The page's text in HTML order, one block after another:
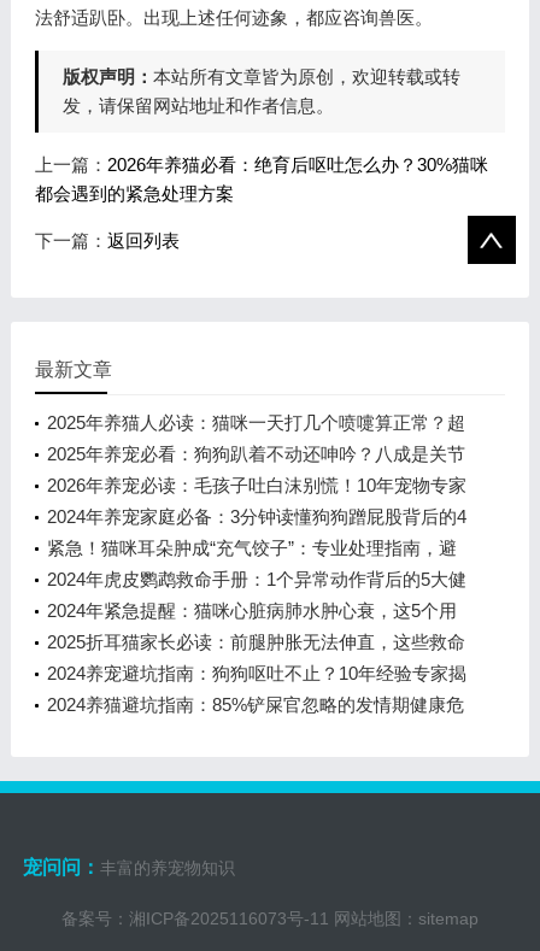
法舒适趴卧。出现上述任何迹象，都应咨询兽医。
版权声明： 本站所有文章皆为原创，欢迎转载或转
发，请保留网站地址和作者信息。
上一篇： 2026年养猫必看：绝育后呕吐怎么办？30%猫咪
都会遇到的紧急处理方案
下一篇： 返回列表
最新文章
2025年养猫人必读：猫咪一天打几个喷嚏算正常？超
过这个数别犹豫，立即就医！
2025年养宠必看：狗狗趴着不动还呻吟？八成是关节
在求救！
2026年养宠必读：毛孩子吐白沫别慌！10年宠物专家
教你秒辨轻重，避开这3大致命雷
2024年养宠家庭必备：3分钟读懂狗狗蹭屁股背后的4
大健康警报
紧急！猫咪耳朵肿成“充气饺子”：专业处理指南，避
免永久变形与高昂手术
2024年虎皮鹦鹉救命手册：1个异常动作背后的5大健
康警报
2024年紧急提醒：猫咪心脏病肺水肿心衰，这5个用
药细节错了可能致命！
2025折耳猫家长必读：前腿肿胀无法伸直，这些救命
细节90%人不知道
2024养宠避坑指南：狗狗呕吐不止？10年经验专家揭
秘家庭应对方案
2024养猫避坑指南：85%铲屎官忽略的发情期健康危
宠问问： 丰富的养宠物知识
备案号： 湘ICP备2025116073号-11 网站地图： sitemap